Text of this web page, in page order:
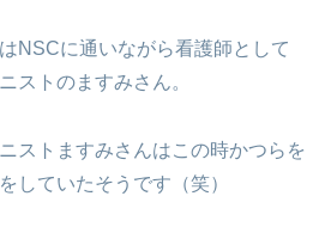
NSCに通いながら看護師として
ストのますみさん。
ストますみさんはこの時かつらを
していたそうです（笑）